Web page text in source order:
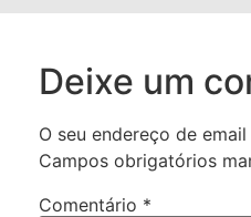
Deixe um
O seu endereço de
Campos obrigatórios
Comentário *